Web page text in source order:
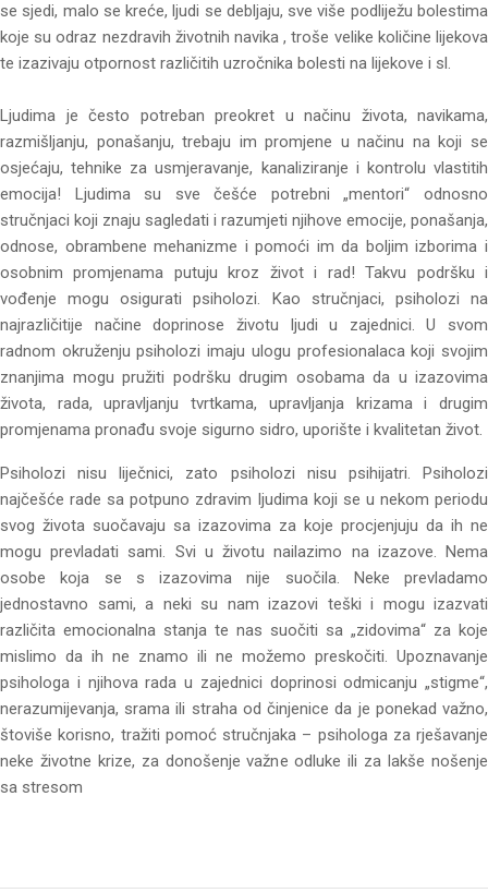
se sjedi, malo se kreće, ljudi se debljaju, sve više podliježu bolestima
koje su odraz nezdravih životnih navika , troše velike količine lijekova
te izazivaju otpornost različitih uzročnika bolesti na lijekove i sl.
Ljudima je često potreban preokret u načinu života, navikama,
razmišljanju, ponašanju, trebaju im promjene u načinu na koji se
osjećaju, tehnike za usmjeravanje, kanaliziranje i kontrolu vlastitih
emocija! Ljudima su sve češće potrebni „mentori“ odnosno
stručnjaci koji znaju sagledati i razumjeti njihove emocije, ponašanja,
odnose, obrambene mehanizme i pomoći im da boljim izborima i
osobnim promjenama putuju kroz život i rad! Takvu podršku i
vođenje mogu osigurati psiholozi. Kao stručnjaci, psiholozi na
najrazličitije načine doprinose životu ljudi u zajednici. U svom
radnom okruženju psiholozi imaju ulogu profesionalaca koji svojim
znanjima mogu pružiti podršku drugim osobama da u izazovima
života, rada, upravljanju tvrtkama, upravljanja krizama i drugim
promjenama pronađu svoje sigurno sidro, uporište i kvalitetan život.
Psiholozi nisu liječnici, zato psiholozi nisu psihijatri. Psiholozi
najčešće rade sa potpuno zdravim ljudima koji se u nekom periodu
svog života suočavaju sa izazovima za koje procjenjuju da ih ne
mogu prevladati sami. Svi u životu nailazimo na izazove. Nema
osobe koja se s izazovima nije suočila. Neke prevladamo
jednostavno sami, a neki su nam izazovi teški i mogu izazvati
različita emocionalna stanja te nas suočiti sa „zidovima“ za koje
mislimo da ih ne znamo ili ne možemo preskočiti. Upoznavanje
psihologa i njihova rada u zajednici doprinosi odmicanju „stigme“,
nerazumijevanja, srama ili straha od činjenice da je ponekad važno,
štoviše korisno, tražiti pomoć stručnjaka – psihologa za rješavanje
neke životne krize, za donošenje važne odluke ili za lakše nošenje
sa stresom